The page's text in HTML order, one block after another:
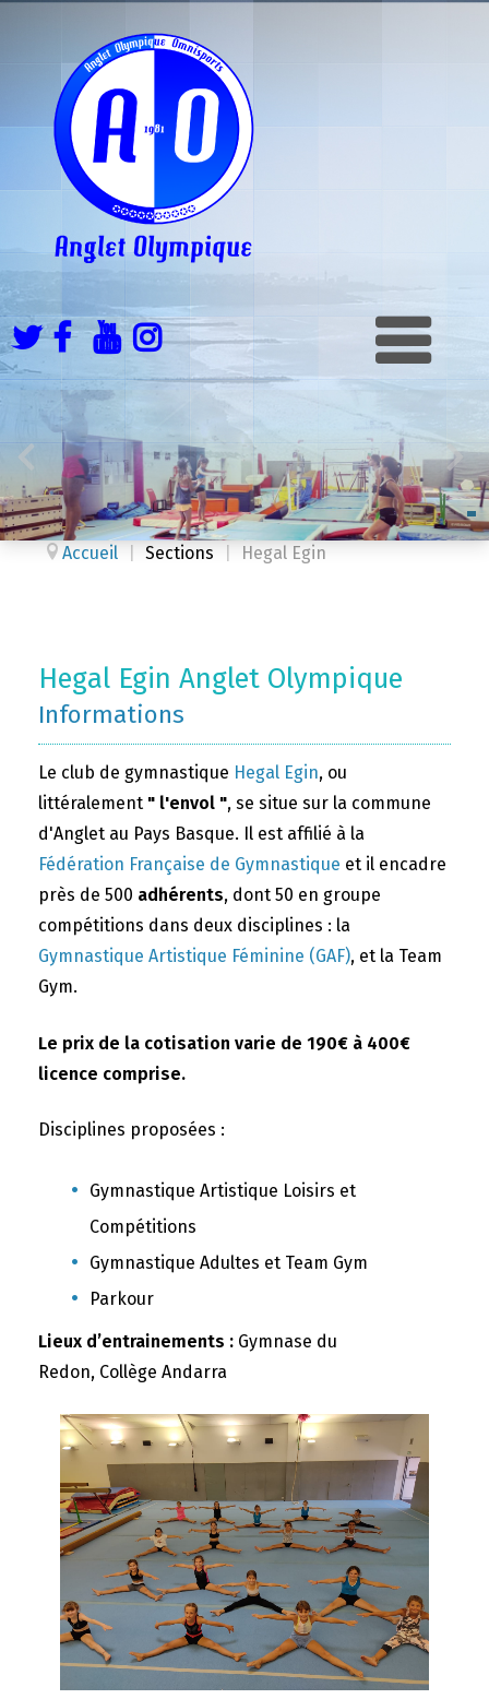
Accueil Sections Hegal Egin
Hegal Egin Anglet Olympique
Informations
Le club de gymnastique Hegal Egin, ou
littéralement " l'envol ", se situe sur la commune
d'Anglet au Pays Basque. Il est affilié à la
Fédération Française de Gymnastique et il encadre
près de 500 adhérents, dont 50 en groupe
compétitions dans deux disciplines : la
Gymnastique Artistique Féminine (GAF), et la Team
Gym.
Le prix de la cotisation varie de 190€ à 400€
licence comprise.
Disciplines proposées :
Gymnastique Artistique Loisirs et
Compétitions
Gymnastique Adultes et Team Gym
Parkour
Lieux d’entrainements : Gymnase du
Redon, Collège Andarra